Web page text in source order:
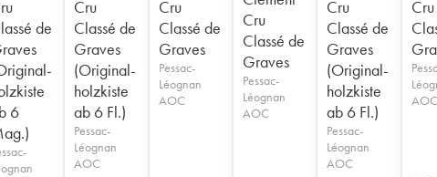
de
6
Cru
Classé de
Graves
(Original-
holzkiste
ab 6 Fl.)
Pessac-
Léognan
AOC
Cru
Classé de
Graves
Pessac-
Léognan
AOC
Cru
Classé de
Graves
Pessac-
Léognan
AOC
Cru
Classé de
Graves
(Original-
holzkiste
ab 6 Fl.)
Pessac-
Léognan
AOC
Cru
AOC